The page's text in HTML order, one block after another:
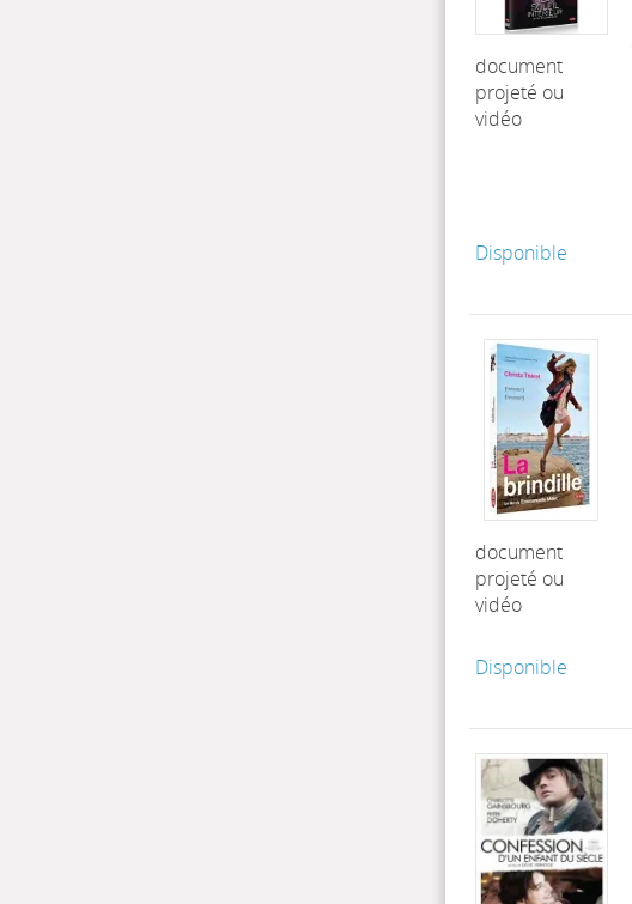
document
projeté ou
vidéo
Disponible
document
projeté ou
vidéo
Disponible